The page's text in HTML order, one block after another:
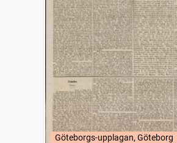
Göteborgs-upplagan, Göteborg